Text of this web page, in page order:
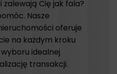
zalewają Cię jak fala?
Nasze
oferuje
na każdym kroku
idealnej
transakcji.